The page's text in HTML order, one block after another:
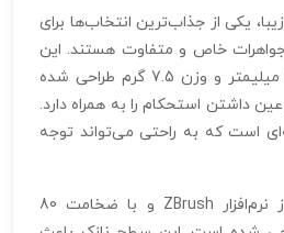
یکی از جذاب‌ترین انتخاب‌ها برای
خاص و متفاوت هستند. این
انگشتر با ابعاد 26x14x22 میلیمتر و وزن 7.5 گرم طراحی شده
داشتن استحکام را به همراه دارد.
است که به راحتی می‌تواند توجه
این انگشتر با استفاده از نرم‌افزار ZBrush و با ضخامت 80